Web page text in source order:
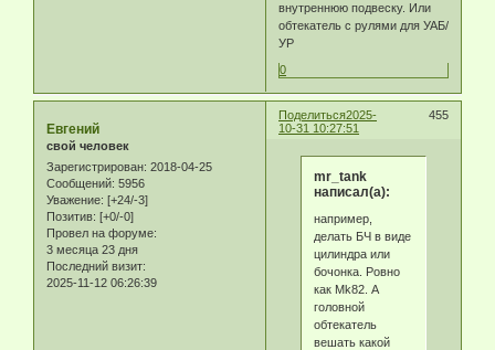
внутреннюю подвеску. Или
обтекатель с рулями для УАБ/
УР
0
Поделиться 455
2025-
10-31 10:27:51
Eвгeний
свой человек
Зарегистрирован: 2018-04-25
Сообщений: 5956
Уважение: [+24/-3]
Позитив: [+0/-0]
Провел на форуме:
3 месяца 23 дня
Последний визит:
2025-11-12 06:26:39
mr_tank
написал(а):
например,
делать БЧ в виде
цилиндра или
бочонка. Ровно
как Mk82. А
головной
обтекатель
вешать какой